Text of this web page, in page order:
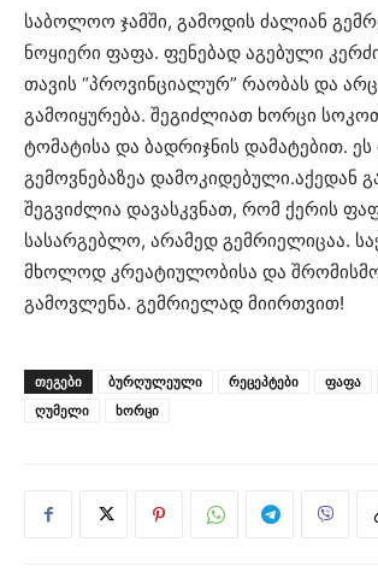
საბოლოო ჯამში, გამოდის ძალიან
ნოყიერი ფაფა. ფენებად აგებული
თავის “პროვინციალურ” რაობას და
გამოიყურება. შეგიძლიათ ხორცი
ტომატისა და ბადრიჯნის დამატებით. ეს
გემოვნებაზეა დამოკიდებული.აქედან
შეგვიძლია დავასკვნათ, რომ ქერის
სასარგებლო, არამედ გემრიელიცაა.
მხოლოდ კრეატიულობისა და
გამოვლენა. გემრიელად მიირთვით!
ᲗᲔᲒᲔᲑᲘ ბურღულეული რეცეპტები ფაფა
ღუმელი
ხორცი